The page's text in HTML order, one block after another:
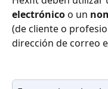
electrónico o un
(de cliente o
dirección de correo